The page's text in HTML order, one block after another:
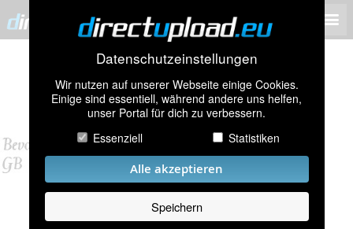
Datenschutzeinstellungen
Wir nutzen auf unserer Webseite einige Cookies.
Einige sind essentiell, während andere uns helfen,
unser Portal für dich zu verbessern.
Essenziell
Statistiken
Alle akzeptieren
Speichern